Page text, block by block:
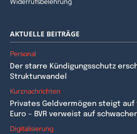
AKTUELLE BEITRÄGE
Personal
Der starre Kündigungsschutz
Strukturwandel
Kurznachrichten
Privates Geldvermögen steigt auf
Euro – BVR verweist auf
Digitalisierung